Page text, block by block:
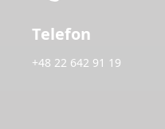
Telefon
+48 22 642 91 19